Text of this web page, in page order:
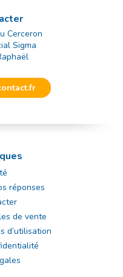
Cerceron
Sigma
réponses
de vente
d’utilisation